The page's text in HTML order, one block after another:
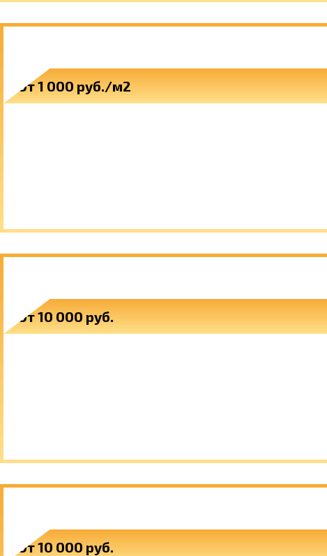
От 1 000 руб./м2
От 10 000 руб.
От 10 000 руб.